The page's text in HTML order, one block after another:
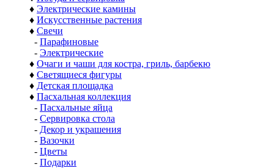
♦ Электрические камины
♦ Искусственные растения
♦ Свечи
- Парафиновые
- Электрические
♦ Очаги и чаши для костра, гриль, барбекю
♦ Светящиеся фигуры
♦ Детская площадка
♦ Пасхальная коллекция
- Пасхальные яйца
- Сервировка стола
- Декор и украшения
- Вазочки
- Цветы
- Подарки